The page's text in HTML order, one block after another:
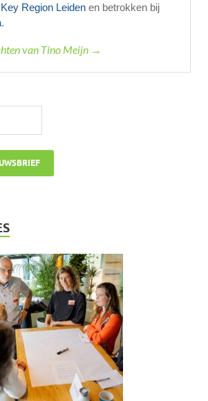
Key Region Leiden en betrokken bij
.
van Tino Meijn →